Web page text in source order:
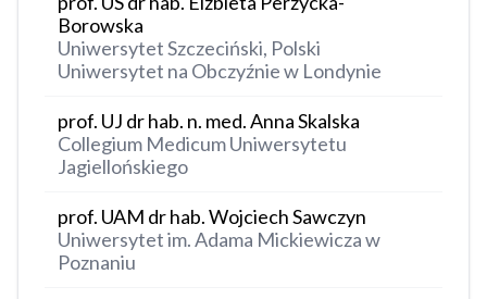
Borowska
Uniwersytet Szczeciński, Polski
Uniwersytet na Obczyźnie w Londynie
prof. UJ dr hab. n. med. Anna Skalska
Collegium Medicum Uniwersytetu
Jagiellońskiego
prof. UAM dr hab. Wojciech Sawczyn
Uniwersytet im. Adama Mickiewicza w
Poznaniu